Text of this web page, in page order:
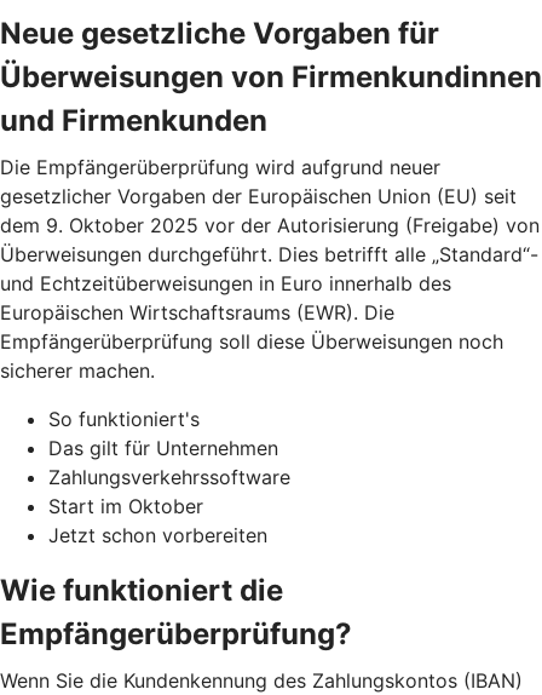
Neue gesetzliche Vorgaben für
Überweisungen von Firmenkundinnen
und Firmenkunden
Die Empfängerüberprüfung wird aufgrund neuer
gesetzlicher Vorgaben der Europäischen Union (EU) seit
dem 9. Oktober 2025 vor der Autorisierung (Freigabe) von
Überweisungen durchgeführt. Dies betrifft alle „Standard“-
und Echtzeitüberweisungen in Euro innerhalb des
Europäischen Wirtschaftsraums (EWR). Die
Empfängerüberprüfung soll diese Überweisungen noch
sicherer machen.
So funktioniert's
Das gilt für Unternehmen
Zahlungsverkehrssoftware
Start im Oktober
Jetzt schon vorbereiten
Wie funktioniert die
Empfängerüberprüfung?
Wenn Sie die Kundenkennung des Zahlungskontos (IBAN)